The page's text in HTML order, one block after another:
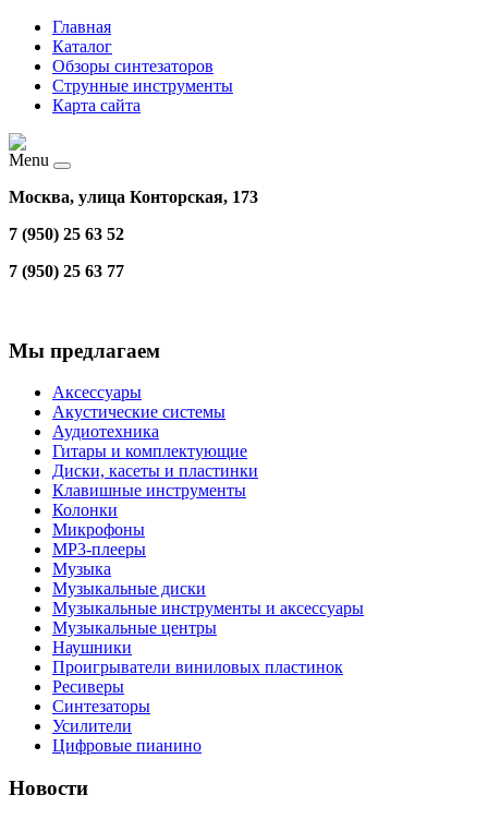
Главная
Каталог
Обзоры синтезаторов
Струнные инструменты
Карта сайта
Menu
Москва, улица Конторская, 173
7 (950) 25 63 52
7 (950) 25 63 77
Мы предлагаем
Аксессуары
Акустические системы
Аудиотехника
Гитары и комплектующие
Диски, касеты и пластинки
Клавишные инструменты
Колонки
Микрофоны
МР3-плееры
Музыка
Музыкальные диски
Музыкальные инструменты и аксессуары
Музыкальные центры
Наушники
Проигрыватели виниловых пластинок
Ресиверы
Синтезаторы
Усилители
Цифровые пианино
Новости